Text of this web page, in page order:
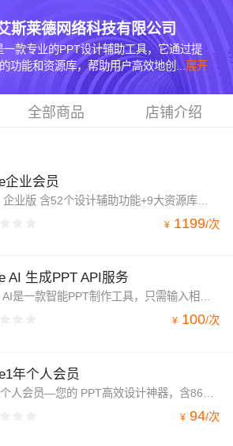
斯莱德网络科技有限公司
一款专业的PPT设计辅助工具，它通过提
功能和资源库，帮助用户高效地创... 展开
全部商品 店铺介绍
企业会员
iSlide 企业版 含52个设计辅助功能+9大资源库超千万PPT模板/素材，PPT模板/资源共享协作 可搭建/管理企业专属资源库，可批量导入成员企业用户授权统一管理更合理的分配账号资源
¥ 1199/次
AI 生成PPT API服务
iSlide AI是一款智能PPT制作工具，只需输入相关的主题和内容，就能自动生成逻辑清晰、结构完整的PPT大纲，并智能推荐高质量模板样式。在此基础上，我们推出了生成与拼接PPT的API接口，为企业提供一套更高效、更专业的专属PPT解决方案，提升演示效率，为企业发展注入新动力。
¥ 100/次
年个人会员
¥ 94/次